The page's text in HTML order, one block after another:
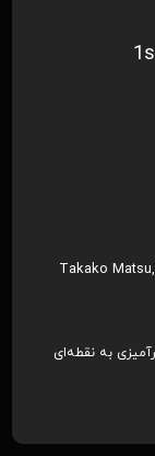
Takako Matsu,
به نقطه‌ای